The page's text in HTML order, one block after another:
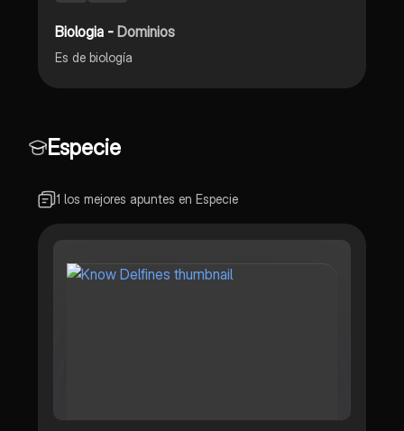
Biologia -Dominios
Es de biología
Especie
1 los mejores apuntes en Especie